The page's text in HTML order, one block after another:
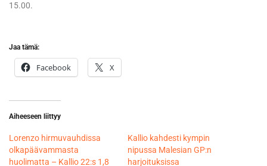
15.00.
Jaa tämä:
Facebook X
Aiheeseen liittyy
Lorenzo hirmuvauhdissa
olkapäävammasta
huolimatta – Kallio 22:s 1,8
Kallio kahdesti kympin
nipussa Malesian GP:n
harjoituksissa